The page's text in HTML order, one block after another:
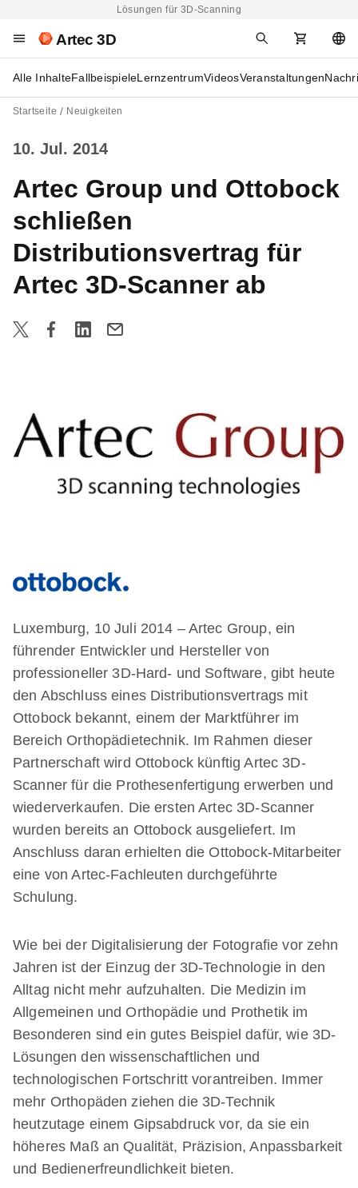
Lösungen für 3D-Scanning
Artec 3D
Alle InhalteFallbeispieleLernzentrumVideosVeranstaltungen
Startseite Neuigkeiten
10. Jul. 2014
Artec Group und Ottobock
schließen
Distributionsvertrag für
Artec 3D-Scanner ab
Luxemburg, 10 Juli 2014 – Artec Group, ein
führender Entwickler und Hersteller von
professioneller 3D-Hard- und Software, gibt heute
den Abschluss eines Distributionsvertrags mit
Ottobock bekannt, einem der Marktführer im
Bereich Orthopädietechnik. Im Rahmen dieser
Partnerschaft wird Ottobock künftig Artec 3D-
Scanner für die Prothesenfertigung erwerben und
wiederverkaufen. Die ersten Artec 3D-Scanner
wurden bereits an Ottobock ausgeliefert. Im
Anschluss daran erhielten die Ottobock-Mitarbeiter
eine von Artec-Fachleuten durchgeführte
Schulung.
Wie bei der Digitalisierung der Fotografie vor zehn
Jahren ist der Einzug der 3D-Technologie in den
Alltag nicht mehr aufzuhalten. Die Medizin im
Allgemeinen und Orthopädie und Prothetik im
Besonderen sind ein gutes Beispiel dafür, wie 3D-
Lösungen den wissenschaftlichen und
technologischen Fortschritt vorantreiben. Immer
mehr Orthopäden ziehen die 3D-Technik
heutzutage einem Gipsabdruck vor, da sie ein
höheres Maß an Qualität, Präzision, Anpassbarkeit
und Bedienerfreundlichkeit bieten.